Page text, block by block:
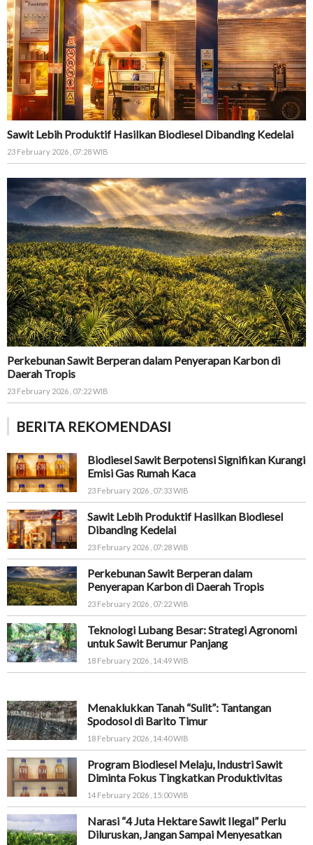
Sawit Lebih Produktif Hasilkan Biodiesel Dibanding Kedelai
23 February 2026 , 07:28 WIB
Perkebunan Sawit Berperan dalam Penyerapan Karbon di
Daerah Tropis
23 February 2026 , 07:22 WIB
BERITA REKOMENDASI
Biodiesel Sawit Berpotensi Signifikan Kurangi
Emisi Gas Rumah Kaca
23 February 2026 , 07:33 WIB
Sawit Lebih Produktif Hasilkan Biodiesel
Dibanding Kedelai
23 February 2026 , 07:28 WIB
Perkebunan Sawit Berperan dalam
Penyerapan Karbon di Daerah Tropis
23 February 2026 , 07:22 WIB
Teknologi Lubang Besar: Strategi Agronomi
untuk Sawit Berumur Panjang
18 February 2026 , 14:49 WIB
Menaklukkan Tanah “Sulit”: Tantangan
Spodosol di Barito Timur
18 February 2026 , 14:40 WIB
Program Biodiesel Melaju, Industri Sawit
Diminta Fokus Tingkatkan Produktivitas
14 February 2026 , 15:00 WIB
Narasi “4 Juta Hektare Sawit Ilegal” Perlu
Diluruskan, Jangan Sampai Menyesatkan